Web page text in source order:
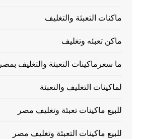
ماكنات التعبئة والتغليف
ماكن تعبئه وتغليف
ما سعرماكينات التعبئة والتغليف بمصر
لماكينات التغليف والتعبئة
للبيع ماكينات تعبئة وتغليف مصر
للبيع ماكينات التعبئة وتغليف مصر